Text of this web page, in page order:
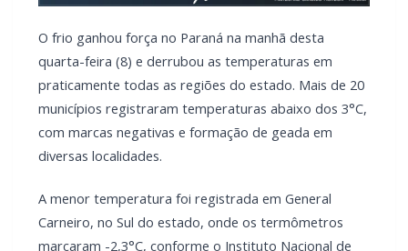
praticamente todas as regiões do estado. Mais de 20
municípios registraram temperaturas abaixo dos 3°C,
com marcas negativas e formação de geada em
diversas localidades.
A menor temperatura foi registrada em General
Carneiro, no Sul do estado, onde os termômetros
Meteorologia (INMET).
Em Palmas, a estação do Simepar registrou -1,1°C,